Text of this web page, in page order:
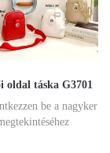
oldal táska G3701
be a nagyker